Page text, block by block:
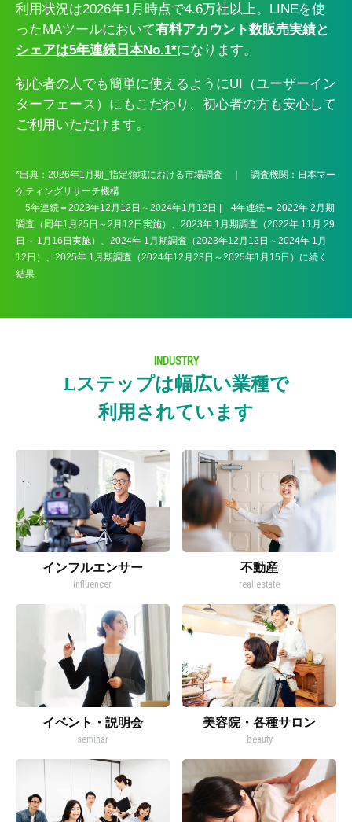
利用状況は2026年1月時点で4.6万社以上。LINEを使
ったMAツールにおいて有料アカウント数販売実績と
シェアは5年連続日本No.1*になります。
初心者の人でも簡単に使えるようにUI（ユーザーイン
ターフェース）にもこだわり、初心者の方も安心して
ご利用いただけます。
*出典：2026年1月期_指定領域における市場調査 ｜ 調査機関：日本マー
ケティングリサーチ機構
5年連続＝2023年12月12日～2024年1月12日 | 4年連続＝ 2022年 2月期
調査（同年1月25日～2月12日実施）、2023年 1月期調査（2022年 11月 29
日～ 1月16日実施）、2024年 1月期調査（2023年12月12日～2024年 1月
12日）、2025年 1月期調査（2024年12月23日～2025年1月15日）に続く
結果
INDUSTRY
Lステップは幅広い業種で
利用されています
インフルエンサー
influencer
不動産
real estate
イベント・説明会
seminar
美容院・各種サロン
beauty